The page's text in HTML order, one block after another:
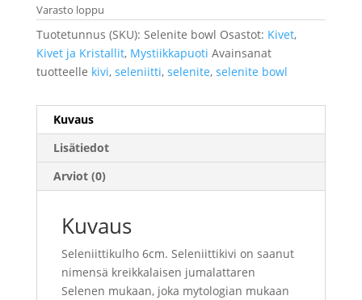
Varasto loppu
Tuotetunnus (SKU): Selenite bowl Osastot: Kivet,
Kivet ja Kristallit, Mystiikkapuoti Avainsanat
tuotteelle kivi, seleniitti, selenite, selenite bowl
Kuvaus
Lisätiedot
Arviot (0)
Kuvaus
Seleniittikulho 6cm. Seleniittikivi on saanut
nimensä kreikkalaisen jumalattaren
Selenen mukaan, joka mytologian mukaan